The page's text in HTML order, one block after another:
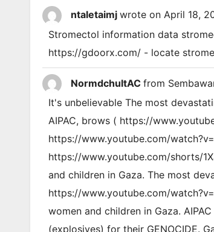
ntaletaimj wrote on April 18,
Stromectol information data
https://gdoorx.com/ - locate
NormdchultAC from
It's unbelievable The most
AIPAC, brows ( https://
https://www.youtube.com/
https://www.youtube.com/shorts/
and children in Gaza. The most
https://www.youtube.com/
women and children in Gaza.
(explosives) for their GENOCIDE.